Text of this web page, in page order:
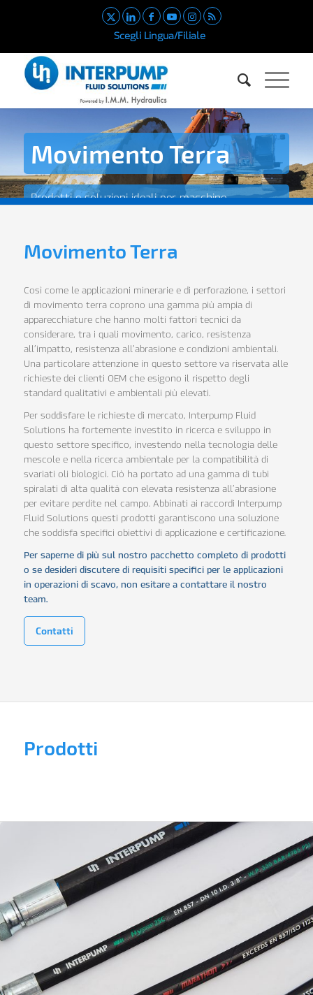
Scegli Lingua/Filiale
Movimento Terra
Prodotti e soluzioni ideali per macchine
Movimento Terra
Così come le applicazioni minerarie e di perforazione, i settori
di movimento terra coprono una gamma più ampia di
apparecchiature che hanno molti fattori tecnici da
considerare, tra i quali movimento, carico, resistenza
all’impatto, resistenza all’abrasione e condizioni ambientali.
Una particolare attenzione in questo settore va riservata alle
richieste dei clienti OEM che esigono il rispetto degli
standard qualitativi e ambientali più elevati.
Per soddisfare le richieste di mercato, Interpump Fluid
Solutions ha fortemente investito in ricerca e sviluppo in
questo settore specifico, investendo nella tecnologia delle
mescole e nella ricerca ambientale per la compatibilità di
svariati oli biologici. Ciò ha portato ad una gamma di tubi
spiralati di alta qualità con elevata resistenza all’abrasione
per evitare perdite nel campo. Abbinati ai raccordi Interpump
Fluid Solutions questi prodotti garantiscono una soluzione
che soddisfa specifici obiettivi di applicazione e certificazione.
Per saperne di più sul nostro pacchetto completo di prodotti
o se desideri discutere di requisiti specifici per le applicazioni
in operazioni di scavo, non esitare a contattare il nostro
team.
Contatti
Prodotti